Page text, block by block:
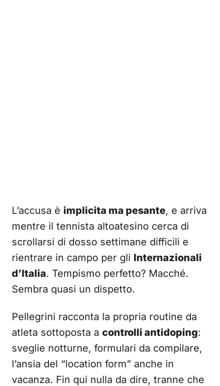
L’accusa è implicita ma pesante, e arriva
mentre il tennista altoatesino cerca di
scrollarsi di dosso settimane difficili e
rientrare in campo per gli Internazionali
d’Italia. Tempismo perfetto? Macché.
Sembra quasi un dispetto.
Pellegrini racconta la propria routine da
atleta sottoposta a controlli antidoping:
sveglie notturne, formulari da compilare,
l’ansia del “location form” anche in
vacanza. Fin qui nulla da dire, tranne che